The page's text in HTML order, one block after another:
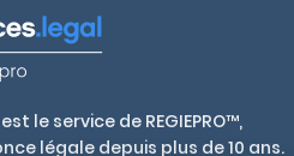
le service de REGIEPRO™,
légale depuis plus de 10 ans.